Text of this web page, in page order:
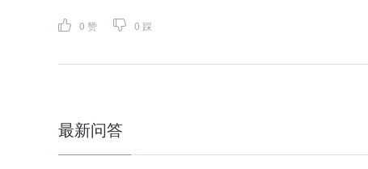
0 赞 0 踩
最新问答